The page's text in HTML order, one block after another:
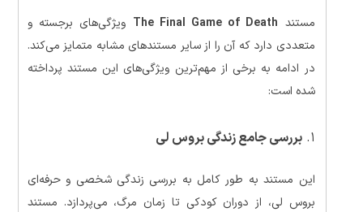
مستند The Final Game of Death ویژگی‌های برجسته و
متعددی دارد که آن را از سایر مستندهای مشابه متمایز می‌کند.
در ادامه به برخی از مهم‌ترین ویژگی‌های این مستند پرداخته
شده است:
۱. بررسی جامع زندگی بروس لی
این مستند به طور کامل به بررسی زندگی شخصی و حرفه‌ای
بروس لی، از دوران کودکی تا زمان مرگ، می‌پردازد. مستند